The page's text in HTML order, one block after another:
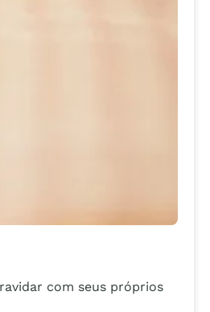
com seus próprios